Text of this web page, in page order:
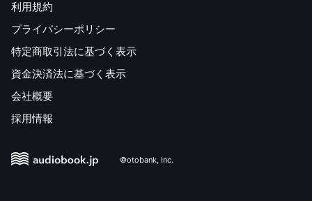
利用規約
プライバシーポリシー
特定商取引法に基づく表示
資金決済法に基づく表示
会社概要
採用情報
©otobank, Inc.